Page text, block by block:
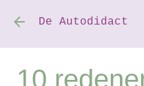
Doorgaan
De Autodidact
10